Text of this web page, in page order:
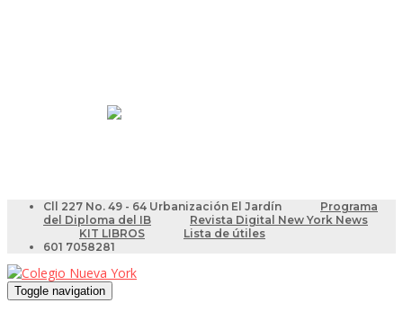
Cll 227 No. 49 - 64 Urbanización El Jardín
Programa
del Diploma del IB
Revista Digital New York News
KIT LIBROS
Lista de útiles
601 7058281
Toggle navigation